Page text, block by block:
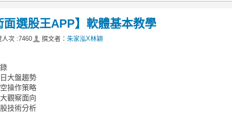
選股王APP】軟體基本教學
人次 :7460 撰文者： 朱家泓X林穎
大盤趨勢
操作策略
觀察面向
技術分析